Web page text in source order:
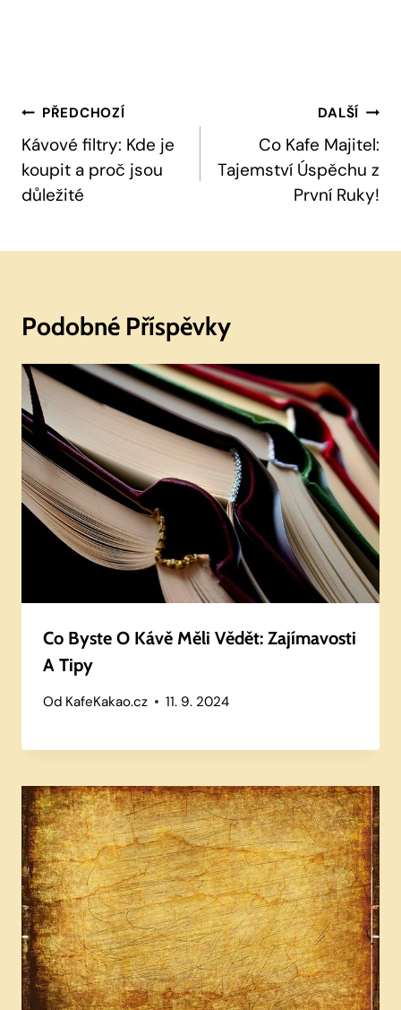
Navigace
Pro
Příspěvek
PŘEDCHOZÍ
Kávové filtry: Kde je
koupit a proč jsou
důležité
DALŠÍ
Co Kafe Majitel:
Tajemství Úspěchu z
První Ruky!
Podobné Příspěvky
Co Byste O Kávě Měli Vědět: Zajímavosti
A Tipy
Od KafeKakao.cz 11. 9. 2024